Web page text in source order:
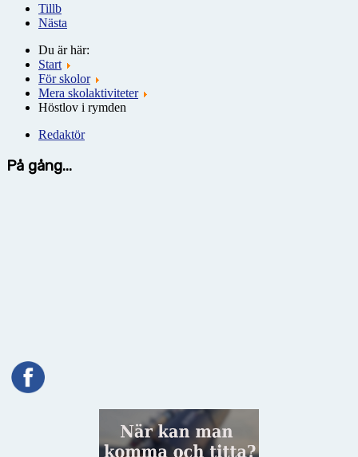
Tillb
Nästa
Du är här:
Start
För skolor
Mera skolaktiviteter
Höstlov i rymden
Redaktör
På gång...